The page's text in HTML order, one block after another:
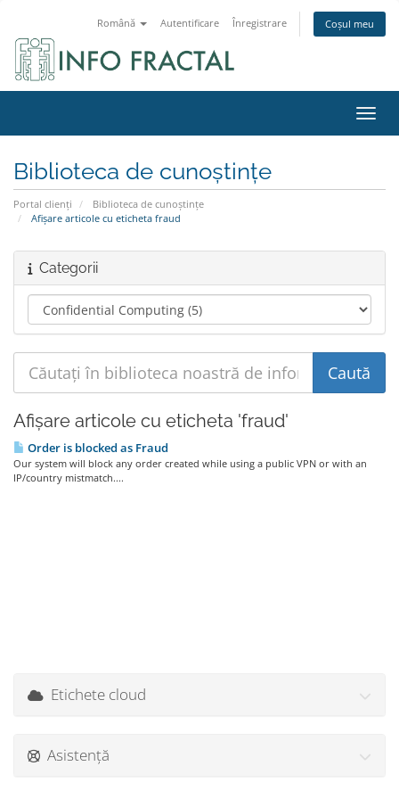
Română Autentificare Înregistrare Coșul meu
Biblioteca de cunoștințe
Portal clienți
Biblioteca de cunoștințe
Afișare articole cu eticheta fraud
Categorii
Afișare articole cu eticheta 'fraud'
Order is blocked as Fraud
Our system will block any order created while using a public VPN or with an
IP/country mistmatch....
Etichete cloud
Asistență